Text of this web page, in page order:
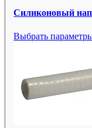
Силиконовый
Выбрать